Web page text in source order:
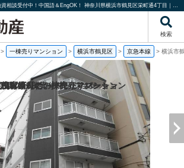
横浜市鶴見区1棟マンション！融資相談受付中！中国語＆EngOK！ 神奈川県横浜市鶴見区栄町通4丁目｜一棟売りマンション｜投資物件や収益物件｜株式会社リタ不動産
検索
> 一棟売りマンション > 横浜市鶴見区 > 京急本線 > 横浜市
町泰長老の一棟売りマンション
塚原町の一棟売りマンション
宮崎町の一棟売りアパート
目の一棟売りマンション